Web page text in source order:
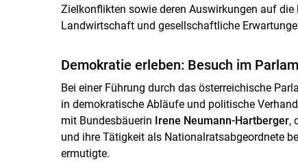
Zielkonflikten sowie deren Auswirkungen auf
Landwirtschaft und gesellschaftliche
Demokratie erleben: Besuch im
Bei einer Führung durch das österreichische
in demokratische Abläufe und politische
mit Bundesbäuerin Irene Neumann-Hartberger,
und ihre Tätigkeit als Nationalratsabgeordnete
ermutigte.